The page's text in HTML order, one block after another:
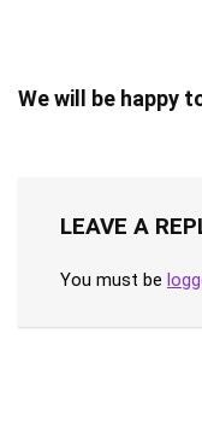
We will be happy
LEAVE A
You must be